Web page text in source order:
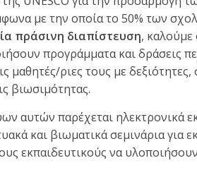
με την οποία το 50% των
πράσινη διαπίστευση, καλούμε
προγράμματα και δράσεις
μαθητές/ριες τους με δεξιότητες,
βιωσιμότητας.
αυτών παρέχεται ηλεκτρονικά
και βιωματικά σεμινάρια για
εκπαιδευτικούς να